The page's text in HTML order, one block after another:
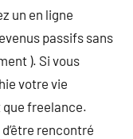
un en ligne
passifs sans
). Si vous
votre vie
freelance.
rencontré